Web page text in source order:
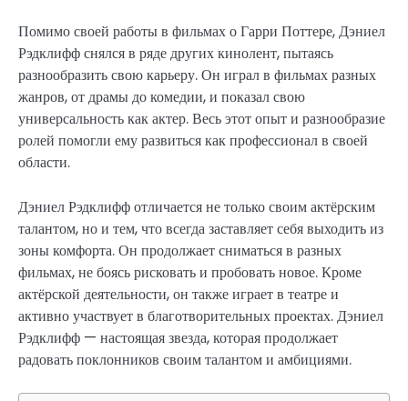
Помимо своей работы в фильмах о Гарри Поттере, Дэниел
Рэдклифф снялся в ряде других кинолент, пытаясь
разнообразить свою карьеру. Он играл в фильмах разных
жанров, от драмы до комедии, и показал свою
универсальность как актер. Весь этот опыт и разнообразие
ролей помогли ему развиться как профессионал в своей
области.
Дэниел Рэдклифф отличается не только своим актёрским
талантом, но и тем, что всегда заставляет себя выходить из
зоны комфорта. Он продолжает сниматься в разных
фильмах, не боясь рисковать и пробовать новое. Кроме
актёрской деятельности, он также играет в театре и
активно участвует в благотворительных проектах. Дэниел
Рэдклифф — настоящая звезда, которая продолжает
радовать поклонников своим талантом и амбициями.